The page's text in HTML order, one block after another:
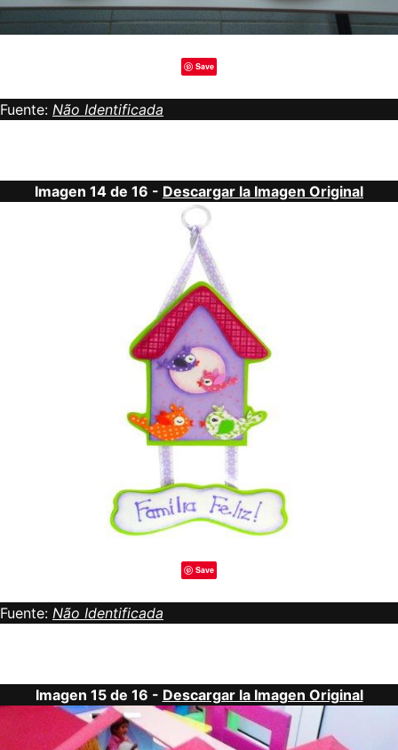
Save
Fuente: Não Identificada
Imagen 14 de 16 - Descargar la Imagen Original
Save
Fuente: Não Identificada
Imagen 15 de 16 - Descargar la Imagen Original